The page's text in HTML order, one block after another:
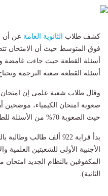
كشف طلاب الثانوية العامة عن أن
فوق المتوسط حيث أن الامتحان
أسئلة القطعة حيث جاءت
أسئلة القطعة صعبة الترجمة
وقال طلاب شعبة علمى إن امتحان
صعوبة امتحان الكيمياء، موضحين
حيث الصعوبة 70% من الأسئلة للطالب فوق المتوسط.
بدأ قرابة 922 ألف طالب
الأجنبية الأولى للشعبتين العلمية
المكفوفين بالنظام الجديد امتحان
الثانية).